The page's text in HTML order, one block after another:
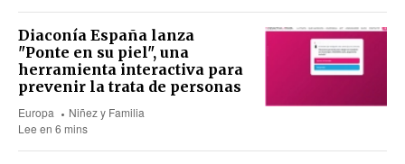
Diaconía España lanza
"Ponte en su piel", una
herramienta interactiva para
prevenir la trata de personas
Europa
Niñez y Familia
Lee en 6 mins